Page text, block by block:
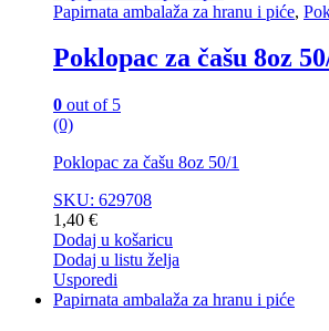
Papirnata ambalaža za hranu i piće,
Poklopac za čašu 8oz
0 out of 5
(0)
Poklopac za čašu 8oz 50/1
SKU: 629708
1,40 €
Dodaj u košaricu
Dodaj u listu želja
Usporedi
Papirnata ambalaža za hranu i piće